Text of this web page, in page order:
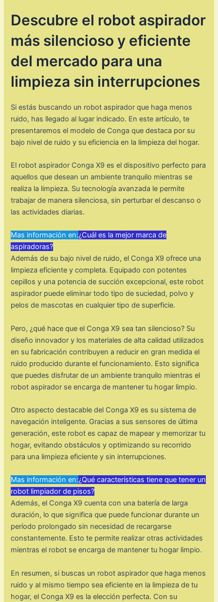
Descubre el robot aspirador
más silencioso y eficiente
del mercado para una
limpieza sin interrupciones
Si estás buscando un robot aspirador que haga menos
ruido, has llegado al lugar indicado. En este artículo, te
presentaremos el modelo de Conga que destaca por su
bajo nivel de ruido y su eficiencia en la limpieza del hogar.
El robot aspirador Conga X9 es el dispositivo perfecto para
aquellos que desean un ambiente tranquilo mientras se
realiza la limpieza. Su tecnología avanzada le permite
trabajar de manera silenciosa, sin perturbar el descanso o
las actividades diarias.
Mas información en:¿Cuál es la mejor marca de
aspiradoras?
Además de su bajo nivel de ruido, el Conga X9 ofrece una
limpieza eficiente y completa. Equipado con potentes
cepillos y una potencia de succión excepcional, este robot
aspirador puede eliminar todo tipo de suciedad, polvo y
pelos de mascotas en cualquier tipo de superficie.
Pero, ¿qué hace que el Conga X9 sea tan silencioso? Su
diseño innovador y los materiales de alta calidad utilizados
en su fabricación contribuyen a reducir en gran medida el
ruido producido durante el funcionamiento. Esto significa
que puedes disfrutar de un ambiente tranquilo mientras el
robot aspirador se encarga de mantener tu hogar limpio.
Otro aspecto destacable del Conga X9 es su sistema de
navegación inteligente. Gracias a sus sensores de última
generación, este robot es capaz de mapear y memorizar tu
hogar, evitando obstáculos y optimizando su recorrido
para una limpieza eficiente y sin interrupciones.
Mas información en:¿Qué características tiene que tener un
robot limpiador de pisos?
Además, el Conga X9 cuenta con una batería de larga
duración, lo que significa que puede funcionar durante un
período prolongado sin necesidad de recargarse
constantemente. Esto te permite realizar otras actividades
mientras el robot se encarga de mantener tu hogar limpio.
En resumen, si buscas un robot aspirador que haga menos
ruido y al mismo tiempo sea eficiente en la limpieza de tu
hogar, el Conga X9 es la elección perfecta. Con su